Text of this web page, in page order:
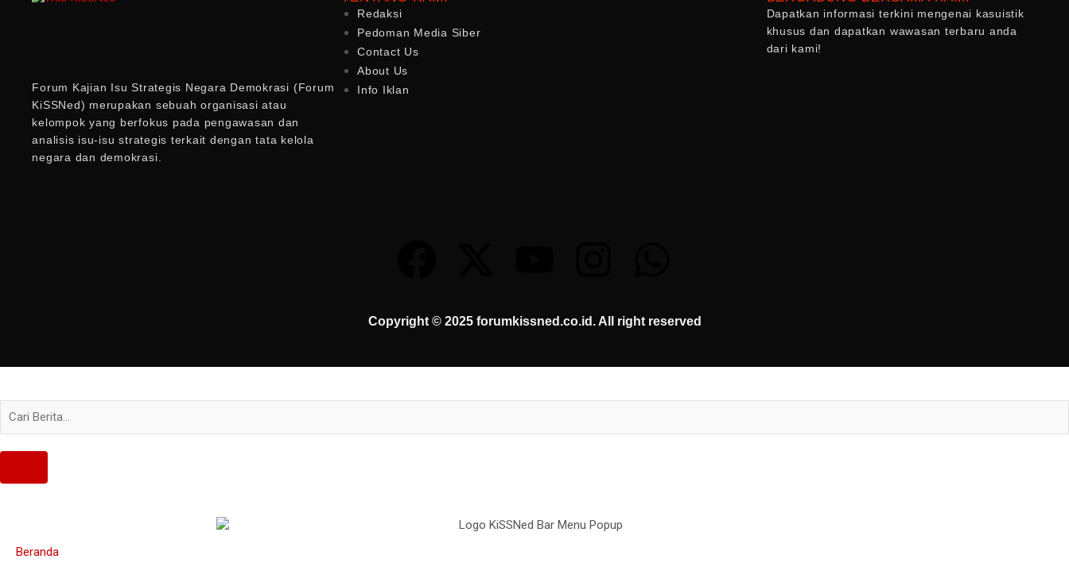
Forum Kajian Isu Strategis Negara Demokrasi (Forum
KiSSNed) merupakan sebuah organisasi atau
kelompok yang berfokus pada pengawasan dan
analisis isu-isu strategis terkait dengan tata kelola
negara dan demokrasi.
Redaksi
Pedoman Media Siber
Contact Us
About Us
Info Iklan
Dapatkan informasi terkini mengenai kasuistik
khusus dan dapatkan wawasan terbaru anda
dari kami!
Copyright © 2025 forumkissned.co.id. All right reserved
Beranda